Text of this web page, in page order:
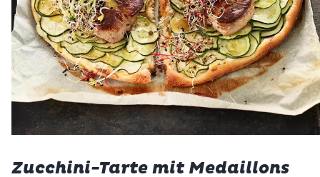
Zucchini-Tarte mit Medaillons